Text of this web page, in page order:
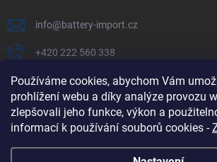
Používáme cookies, abychom Vám
prohlížení webu a díky analýze provozu
zlepšovali jeho funkce, výkon a
informací k používání souborů cookies -
info@battery-import.cz
+420 222 560 338
+420 774 969 705
Zboží.cz Heureka.cz Battery Import SK